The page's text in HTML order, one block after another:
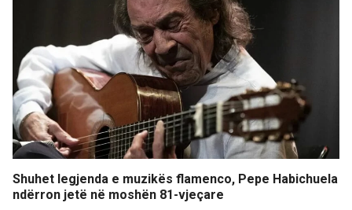
Shuhet legjenda e muzikës flamenco, Pepe Habichuela
ndërron jetë në moshën 81-vjeçare